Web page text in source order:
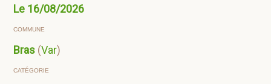
Le 16/08/2026
COMMUNE
Bras (Var)
CATÉGORIE